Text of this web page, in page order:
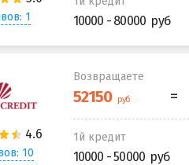
1 10000 - 80000
10
Возвращаете
1й кредит
10000 - 50000